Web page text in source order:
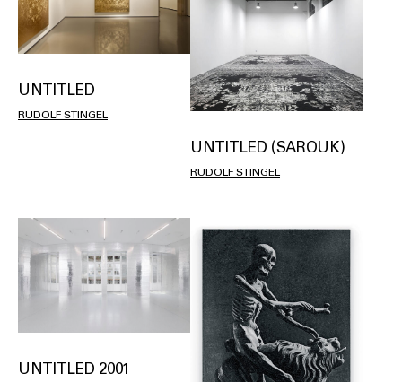
UNTITLED
RUDOLF STINGEL
UNTITLED (SAROUK)
RUDOLF STINGEL
UNTITLED 2001